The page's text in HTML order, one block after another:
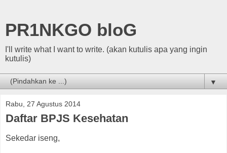
PR1NKGO bloG
I'll write what I want to write. (akan kutulis apa yang ingin
kutulis)
▼
Rabu, 27 Agustus 2014
Daftar BPJS Kesehatan
Sekedar iseng,